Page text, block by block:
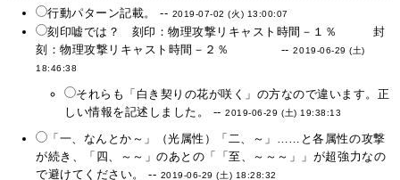
行動パターン記載。 -- 2019-07-02 (火) 13:00:07
刻印嘘では？ 刻印：物理攻撃リキャスト時間－１％ 封
刻：物理攻撃リキャスト時間－２％ --2019-06-29 (土)
18:46:38
それらも「白き契りの花が咲く」の方なので違います。正
しい情報を記述しました。 --2019-06-29 (土) 19:38:13
「一、なんとか～」（光属性）「二、～」……と各属性の攻撃
が続き、「四、～～」のあとの「「至、～～～」」が超強力なの
で避けてください。 -- 2019-06-29 (土) 18:28:32